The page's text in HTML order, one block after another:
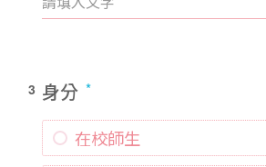
3 身分
在校師生